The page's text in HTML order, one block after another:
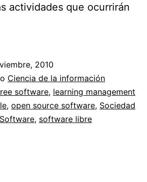
actividades que ocurrirán
2010
Ciencia de la información
software, learning management
, open source software, Sociedad
Software, software libre